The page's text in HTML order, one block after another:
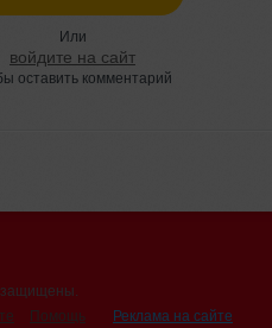
Или
войдите на сайт
оставить комментарий
защищены.
Помощь
Реклама на сайте